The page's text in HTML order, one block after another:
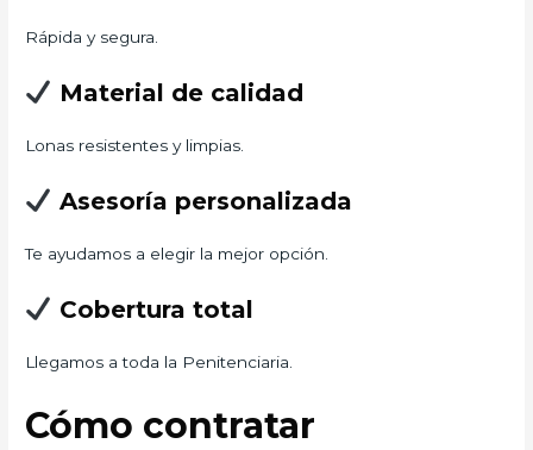
Rápida y segura.
Material de calidad
Lonas resistentes y limpias.
Asesoría personalizada
Te ayudamos a elegir la mejor opción.
Cobertura total
Llegamos a toda la Penitenciaria.
Cómo contratar